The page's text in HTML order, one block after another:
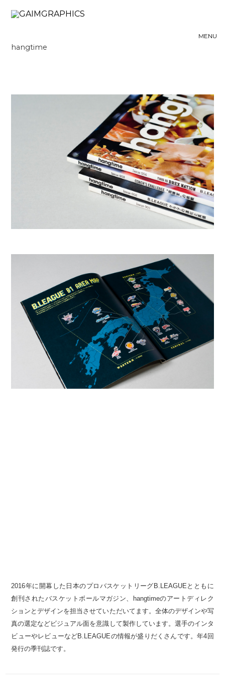
hangtime
2016年に開幕した日本のプロバスケットリーグB.LEAGUEとともに
創刊されたバスケットボールマガジン、hangtimeのアートディレク
ションとデザインを担当させていただいてます。全体のデザインや写
真の選定などビジュアル面を意識して製作しています。選手のインタ
ビューやレビューなどB.LEAGUEの情報が盛りだくさんです。年4回
発行の季刊誌です。